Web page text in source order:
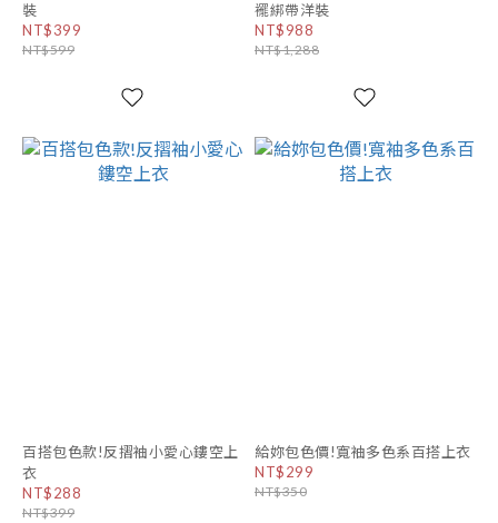
裝
NT$399
NT$599
襬綁帶洋裝
NT$988
NT$1,288
百搭包色款!反摺袖小愛心鏤空上
衣
NT$288
NT$399
給妳包色價!寬袖多色系百搭上衣
NT$299
NT$350